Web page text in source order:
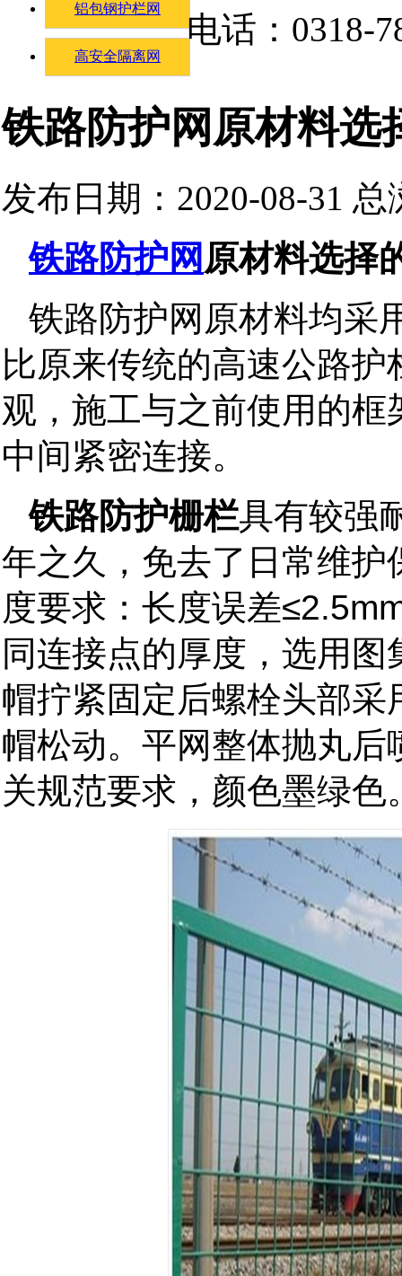
铝包钢护栏网
高安全隔离网
铁路防护网原材料选
发布日期：2020-08-31 总
铁路防护网 原材料选择
铁路防护网 原材料均采
比原来传统的高速公路
观，施工与之前使用的
中间紧密连接。
铁路防护栅栏具有较强
年之久，免去了日常维
度要求：长度误差
同连接点的厚度，选用
帽拧紧固定后螺栓头部
帽松动。平网整体抛丸
关规范要求，颜色墨绿色
电话：0318-